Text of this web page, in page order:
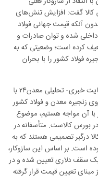
گفت: افزایش تنش‌های
آنکه قیمت جهانی فولاد
شده و توان صادرات و
کرده است؛ وضعیتی که به
فولاد کشور را با بحران
مهرداد اکبریان در گفت‌وگو با خبرنگار سایت خبری- تحلیلی معدن۲۴ با
زنجیره معدن و فولاد کشور
با آن مواجه هستیم، موضوع
بورس کالاست. متأسفانه در
درگیر تصمیمی هستند که به
است. بر اساس این سازوکار،
سقف دلاری تعیین شده و در
تعیین قیمت قرار گرفته